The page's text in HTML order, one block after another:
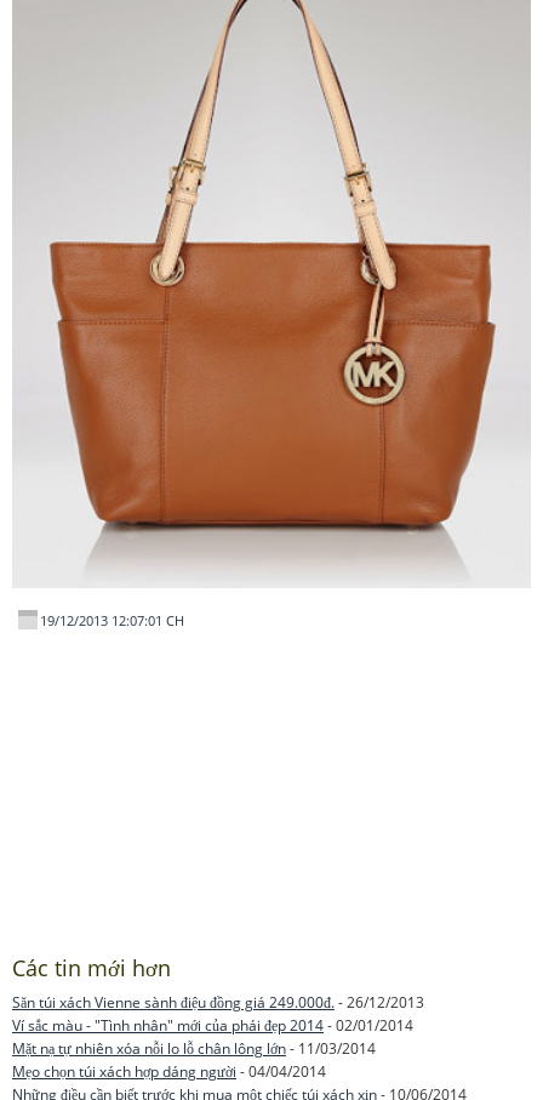
19/12/2013 12:07:01 CH
Các tin mới hơn
Săn túi xách Vienne sành điệu đồng giá 249.000đ.- 26/12/2013
Ví sắc màu - "Tình nhân" mới của phái đẹp 2014- 02/01/2014
Mặt nạ tự nhiên xóa nỗi lo lỗ chân lông lớn- 11/03/2014
Mẹo chọn túi xách hợp dáng người - 04/04/2014
Những điều cần biết trước khi mua một chiếc túi xách xịn- 10/06/2014